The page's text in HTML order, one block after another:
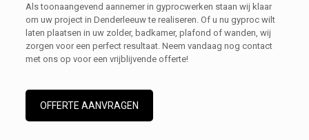
Als toonaangevend aannemer in gyprocwerken staan wij klaar
om uw project in Denderleeuw te realiseren. Of u nu gyproc wilt
laten plaatsen in uw zolder, badkamer, plafond of wanden, wij
zorgen voor een perfect resultaat. Neem vandaag nog contact
met ons op voor een vrijblijvende offerte!
OFFERTE AANVRAGEN